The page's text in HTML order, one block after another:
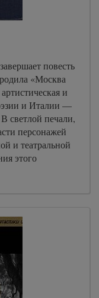
повесть
«Москва
и
и Италии —
светлой печали,
персонажей
и театральной
этого